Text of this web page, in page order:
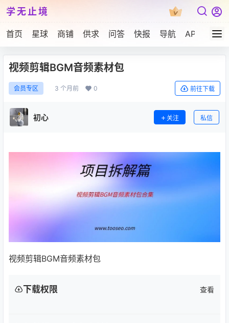
学无止境
首页 星球 商铺 供求 问答 快报 导航 APP下载
视频剪辑BGM音频素材包
会员专区 3 个月前 0 前往下载
初心 关注 私信
视频剪辑BGM音频素材包
下载权限 查看